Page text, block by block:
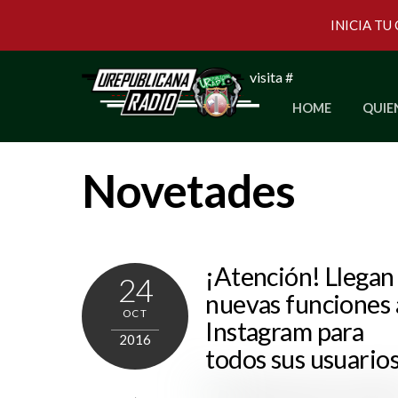
visita #
HOME
Novetades
24
OCT
2016
¡Atención! Llegan
nuevas funciones
Instagram para
todos sus
INICIA TU